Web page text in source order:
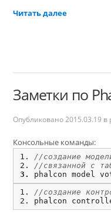
Читать далее
Заметки по
Опубликовано 2015.03.19 в
Консольные команды:
//создание
//связанной с
phalcon model
//создание
phalcon